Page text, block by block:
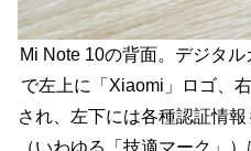
Mi Note 10の背面。デジタ
で左上に「Xiaomi」ロゴ、
され、左下には各種認証情